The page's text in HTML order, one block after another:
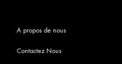
A propos de nous
Contactez Nous